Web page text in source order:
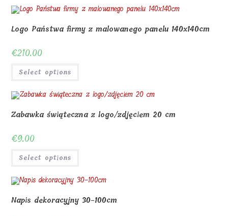
Logo Państwa firmy z malowanego panelu 140x140cm
€210.00
Select options
Zabawka świąteczna z logo/zdjęciem 20 cm
€9.00
Select options
Napis dekoracyjny 30-100cm